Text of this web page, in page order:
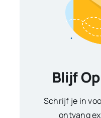
Blijf
Schrijf je in
ontvang